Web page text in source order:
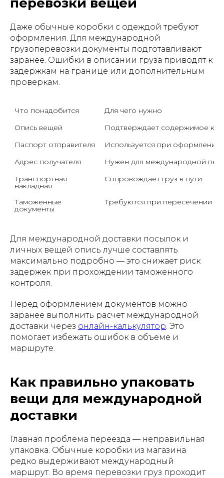
Даже обычные коробки с одеждой требуют
оформления. Для международной
грузоперевозки документы подготавливают
заранее. Ошибки в описании груза приводят к
задержкам на границе или дополнительным
проверкам.
Что понадобится
Для чего нужно
Опись вещей
Подтверждает содержимое
Паспорт отправителя
Используется при оформлении
Адрес получателя
Нужен для международной
Транспортная
накладная
Сопровождает груз в пути
Таможенные
документы
Требуются при пересечении
Для международной доставки посылок и
личных вещей опись лучше составлять
максимально подробно — это снижает риск
задержек при прохождении таможенного
контроля.
Перед оформлением документов можно
заранее выполнить расчет международной
доставки через онлайн-калькулятор. Это
помогает избежать ошибок в объеме и
маршруте.
Как правильно упаковать
вещи для международной
доставки
Главная проблема переезда — неправильная
упаковка. Обычные коробки из магазина
редко выдерживают международный
маршрут. Во время перевозки груз проходит